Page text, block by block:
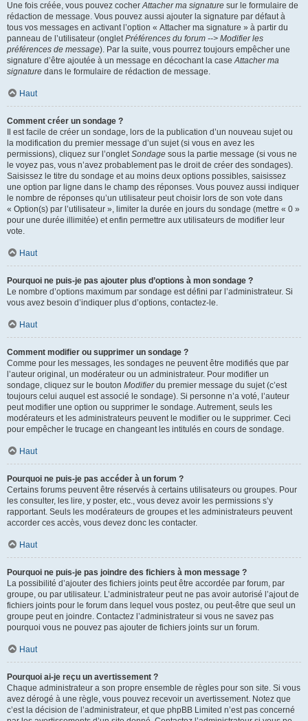
Une fois créée, vous pouvez cocherAttacher ma signature sur le formulaire de
rédaction de message. Vous pouvez aussi ajouter la signature par défaut à
tous vos messages en activant l’option « Attacher ma signature » à partir du
panneau de l’utilisateur (ongletPréférences du forum --> Modifier les
préférences de message). Par la suite, vous pourrez toujours empêcher une
signature d’être ajoutée à un message en décochant la caseAttacher ma
signature dans le formulaire de rédaction de message.
Haut
Comment créer un sondage ?
Il est facile de créer un sondage, lors de la publication d’un nouveau sujet ou
la modification du premier message d’un sujet (si vous en avez les
permissions), cliquez sur l’ongletSondage sous la partie message (si vous ne
le voyez pas, vous n’avez probablement pas le droit de créer des sondages).
Saisissez le titre du sondage et au moins deux options possibles, saisissez
une option par ligne dans le champ des réponses. Vous pouvez aussi indiquer
le nombre de réponses qu’un utilisateur peut choisir lors de son vote dans
« Option(s) par l’utilisateur », limiter la durée en jours du sondage (mettre « 0 »
pour une durée illimitée) et enfin permettre aux utilisateurs de modifier leur
vote.
Haut
Pourquoi ne puis-je pas ajouter plus d’options à mon sondage ?
Le nombre d’options maximum par sondage est défini par l’administrateur. Si
vous avez besoin d’indiquer plus d’options, contactez-le.
Haut
Comment modifier ou supprimer un sondage ?
Comme pour les messages, les sondages ne peuvent être modifiés que par
l’auteur original, un modérateur ou un administrateur. Pour modifier un
sondage, cliquez sur le bouton Modifierdu premier message du sujet (c’est
toujours celui auquel est associé le sondage). Si personne n’a voté, l’auteur
peut modifier une option ou supprimer le sondage. Autrement, seuls les
modérateurs et les administrateurs peuvent le modifier ou le supprimer. Ceci
pour empêcher le trucage en changeant les intitulés en cours de sondage.
Haut
Pourquoi ne puis-je pas accéder à un forum ?
Certains forums peuvent être réservés à certains utilisateurs ou groupes. Pour
les consulter, les lire, y poster, etc., vous devez avoir les permissions s’y
rapportant. Seuls les modérateurs de groupes et les administrateurs peuvent
accorder ces accès, vous devez donc les contacter.
Haut
Pourquoi ne puis-je pas joindre des fichiers à mon message ?
La possibilité d’ajouter des fichiers joints peut être accordée par forum, par
groupe, ou par utilisateur. L’administrateur peut ne pas avoir autorisé l’ajout de
fichiers joints pour le forum dans lequel vous postez, ou peut-être que seul un
groupe peut en joindre. Contactez l’administrateur si vous ne savez pas
pourquoi vous ne pouvez pas ajouter de fichiers joints sur un forum.
Haut
Pourquoi ai-je reçu un avertissement ?
Chaque administrateur a son propre ensemble de règles pour son site. Si vous
avez dérogé à une règle, vous pouvez recevoir un avertissement. Notez que
c’est la décision de l’administrateur, et que phpBB Limited n’est pas concerné